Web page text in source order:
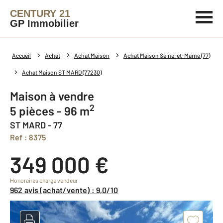
CENTURY 21
GP Immobilier
Accueil Achat Achat Maison Achat Maison Seine-et-Marne (77)
Achat Maison ST MARD (77230)
Maison à vendre
5 pièces - 96 m2
ST MARD - 77
Ref : 8375
349 000 €
Honoraires charge vendeur
962 avis (achat/vente) : 9,0/10